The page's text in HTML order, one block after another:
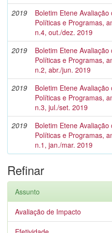
2019
Boletim Etene Avaliação
Políticas e Programas,
n.4, out./dez. 2019
2019
Boletim Etene Avaliação
Políticas e Programas,
n.2, abr./jun. 2019
2019
Boletim Etene Avaliação
Políticas e Programas,
n.3, jul./set. 2019
2019
Boletim Etene Avaliação
Políticas e Programas,
n.1, jan./mar. 2019
Refinar
Assunto
Avaliação de Impacto